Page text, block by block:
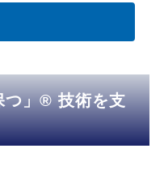
つ」® 技術を支